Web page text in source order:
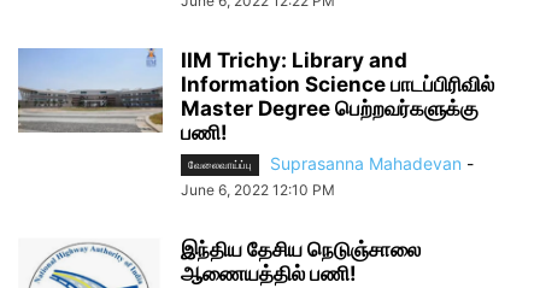
IIM Trichy: Library and
Information Science பாடப்பிரிவில்
Master Degree பெற்றவர்களுக்கு
பணி!
வேலைவாய்ப்பு Suprasanna Mahadevan -
June 6, 2022 12:10 PM
இந்திய தேசிய நெடுஞ்சாலை
ஆணையத்தில் பணி!